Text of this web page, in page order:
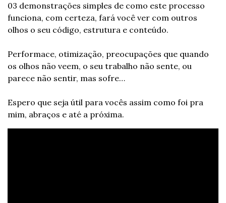
03 demonstrações simples de como este processo
funciona, com certeza, fará você ver com outros
olhos o seu código, estrutura e conteúdo.
Performace, otimização, preocupações que quando
os olhos não veem, o seu trabalho não sente, ou
parece não sentir, mas sofre…
Espero que seja útil para vocês assim como foi pra
mim, abraços e até a próxima.